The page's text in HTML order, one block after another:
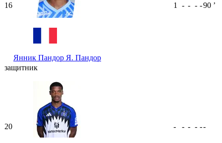
16
Янник Пандор Я. Пандор
1 - - - -90 ʼ
защитник
20 - - - - --